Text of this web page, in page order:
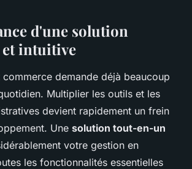
d'une solution
et intuitive
commerce demande déjà beaucoup
Multiplier les outils et les
devient rapidement un frein
Une solution tout-en-un
votre gestion en
les fonctionnalités essentielles